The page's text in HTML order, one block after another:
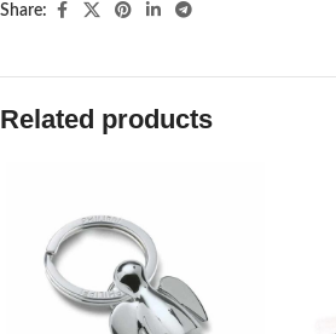
Share:
Related products